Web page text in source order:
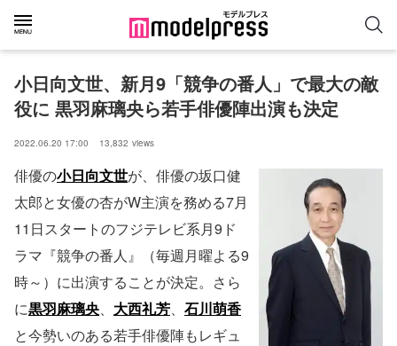
小日向文世、新月9「競争の番人」で最大の敵
役に 黒羽麻璃央ら若手俳優陣出演も決定
2022.06.20 17:00 13,832 views
俳優の小日向文世が、俳優の坂口健
太郎と女優の杏がW主演を務める7月
11日スタートのフジテレビ系月9ド
ラマ『競争の番人』（毎週月曜よる9
時～）に出演することが決定。さら
に黒羽麻璃央、 大西礼芳、 石川萌香
と今勢いのある若手俳優陣もレギュ